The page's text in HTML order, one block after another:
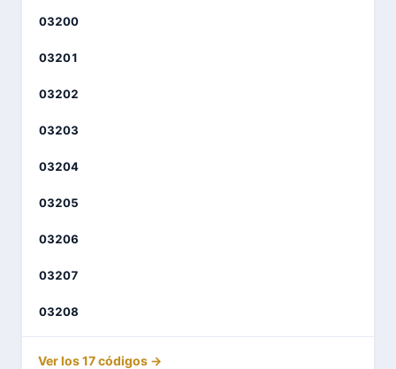
03200
03201
03202
03203
03204
03205
03206
03207
03208
Ver los 17 códigos →